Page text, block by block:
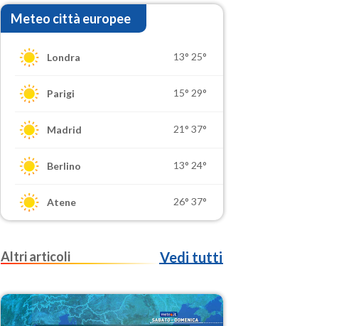
Meteo città europee
Londra 13° 25°
Parigi 15° 29°
Madrid 21° 37°
Berlino 13° 24°
Atene 26° 37°
Altri articoli Vedi tutti